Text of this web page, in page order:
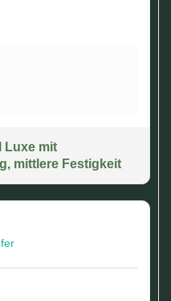
Luxe mit
mittlere Festigkeit